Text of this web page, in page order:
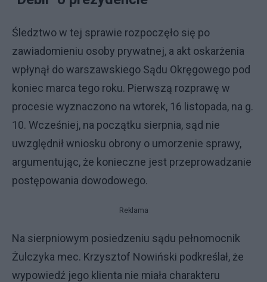
Śledztwo w tej sprawie rozpoczęło się po
zawiadomieniu osoby prywatnej, a akt oskarżenia
wpłynął do warszawskiego Sądu Okręgowego pod
koniec marca tego roku. Pierwszą rozprawę w
procesie wyznaczono na wtorek, 16 listopada, na g.
10. Wcześniej, na początku sierpnia, sąd nie
uwzględnił wniosku obrony o umorzenie sprawy,
argumentując, że konieczne jest przeprowadzanie
postępowania dowodowego.
Reklama
Na sierpniowym posiedzeniu sądu pełnomocnik
Żulczyka mec. Krzysztof Nowiński podkreślał, że
wypowiedź jego klienta nie miała charakteru